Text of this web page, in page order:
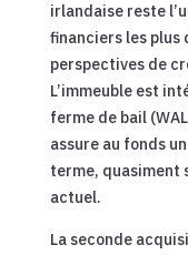
irlandaise reste
financiers les plus
perspectives de
L’immeuble est
ferme de bail
assure au fonds
terme, quasiment
actuel.
La seconde